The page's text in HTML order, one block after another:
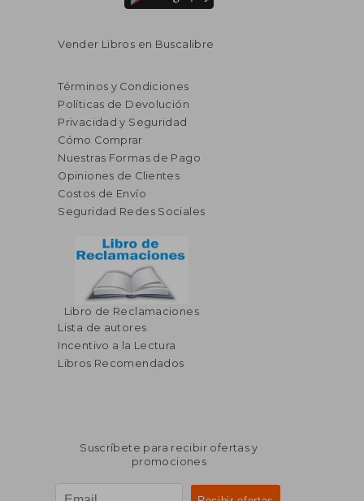
Vender Libros en Buscalibre
Términos y Condiciones
Políticas de Devolución
Privacidad y Seguridad
Cómo Comprar
Nuestras Formas de Pago
Opiniones de Clientes
Costos de Envío
Seguridad Redes Sociales
Libro de Reclamaciones
Lista de autores
Incentivo a la Lectura
Libros Recomendados
Suscríbete para recibir ofertas y
promociones